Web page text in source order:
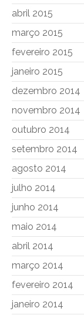
abril 2015
março 2015
fevereiro 2015
janeiro 2015
dezembro 2014
novembro 2014
outubro 2014
setembro 2014
agosto 2014
julho 2014
junho 2014
maio 2014
abril 2014
março 2014
fevereiro 2014
janeiro 2014